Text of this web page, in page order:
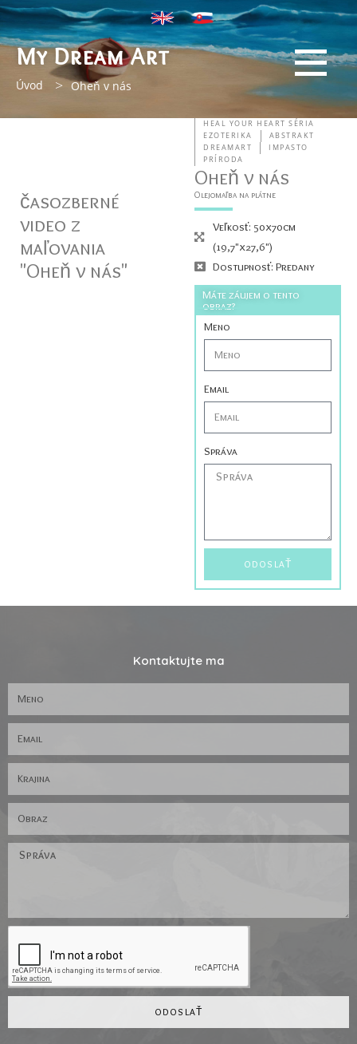
My Dream Art
Úvod > Oheň v nás
časozberné
video z
maľovania
"Oheň v nás"
HEAL YOUR HEART SÉRIA
EZOTERIKA
ABSTRAKT
DREAMART
IMPASTO
PRÍRODA
Oheň v nás
Olejomaľba na plátne
Veľkosť: 50x70cm
(19,7"x27,6")
Dostupnosť: Predany
Máte záujem o tento
obraz?
Meno
Email
Správa
ODOSLAŤ
Kontaktujte ma
ODOSLAŤ